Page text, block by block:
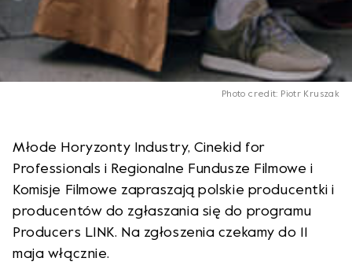
Photo credit: Piotr Kruszak
Młode Horyzonty Industry, Cinekid for
Professionals i Regionalne Fundusze Filmowe i
Komisje Filmowe zapraszają polskie producentki i
producentów do zgłaszania się do programu
Producers LINK. Na zgłoszenia czekamy do 11
maja włącznie.